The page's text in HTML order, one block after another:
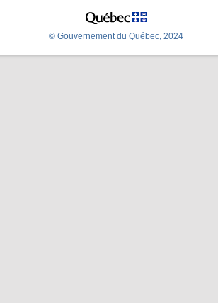
© Gouvernement du Québec, 2024